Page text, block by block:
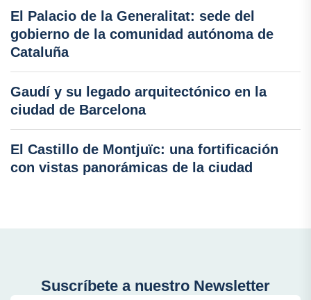
El Palacio de la Generalitat: sede del
gobierno de la comunidad autónoma de
Cataluña
Gaudí y su legado arquitectónico en la
ciudad de Barcelona
El Castillo de Montjuïc: una fortificación
con vistas panorámicas de la ciudad
Suscríbete a nuestro Newsletter